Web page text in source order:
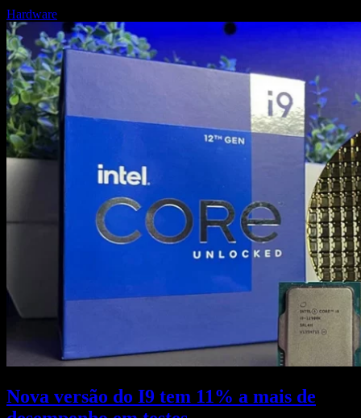
Hardware
Nova versão do I9 tem 11% a mais de